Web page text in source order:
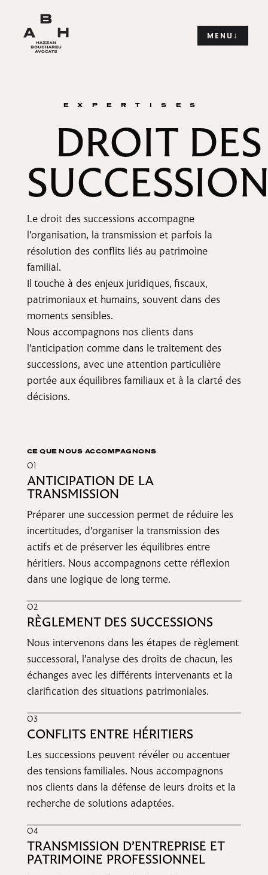
EXPERTISES
DROIT DES
Le droit des successions accompagne
l’organisation, la transmission et parfois la
résolution des conflits liés au patrimoine
familial.
Il touche à des enjeux juridiques, fiscaux,
patrimoniaux et humains, souvent dans des
moments sensibles.
Nous accompagnons nos clients dans
l’anticipation comme dans le traitement des
successions, avec une attention particulière
portée aux équilibres familiaux et à la clarté des
décisions.
CE QUE NOUS ACCOMPAGNONS
O1
ANTICIPATION DE LA
TRANSMISSION
Préparer une succession permet de réduire les
incertitudes, d’organiser la transmission des
actifs et de préserver les équilibres entre
héritiers. Nous accompagnons cette réflexion
dans une logique de long terme.
O2
RÈGLEMENT DES SUCCESSIONS
Nous intervenons dans les étapes de règlement
successoral, l’analyse des droits de chacun, les
échanges avec les différents intervenants et la
clarification des situations patrimoniales.
O3
CONFLITS ENTRE HÉRITIERS
Les successions peuvent révéler ou accentuer
des tensions familiales. Nous accompagnons
nos clients dans la défense de leurs droits et la
recherche de solutions adaptées.
O4
TRANSMISSION D’ENTREPRISE ET
PATRIMOINE PROFESSIONNEL